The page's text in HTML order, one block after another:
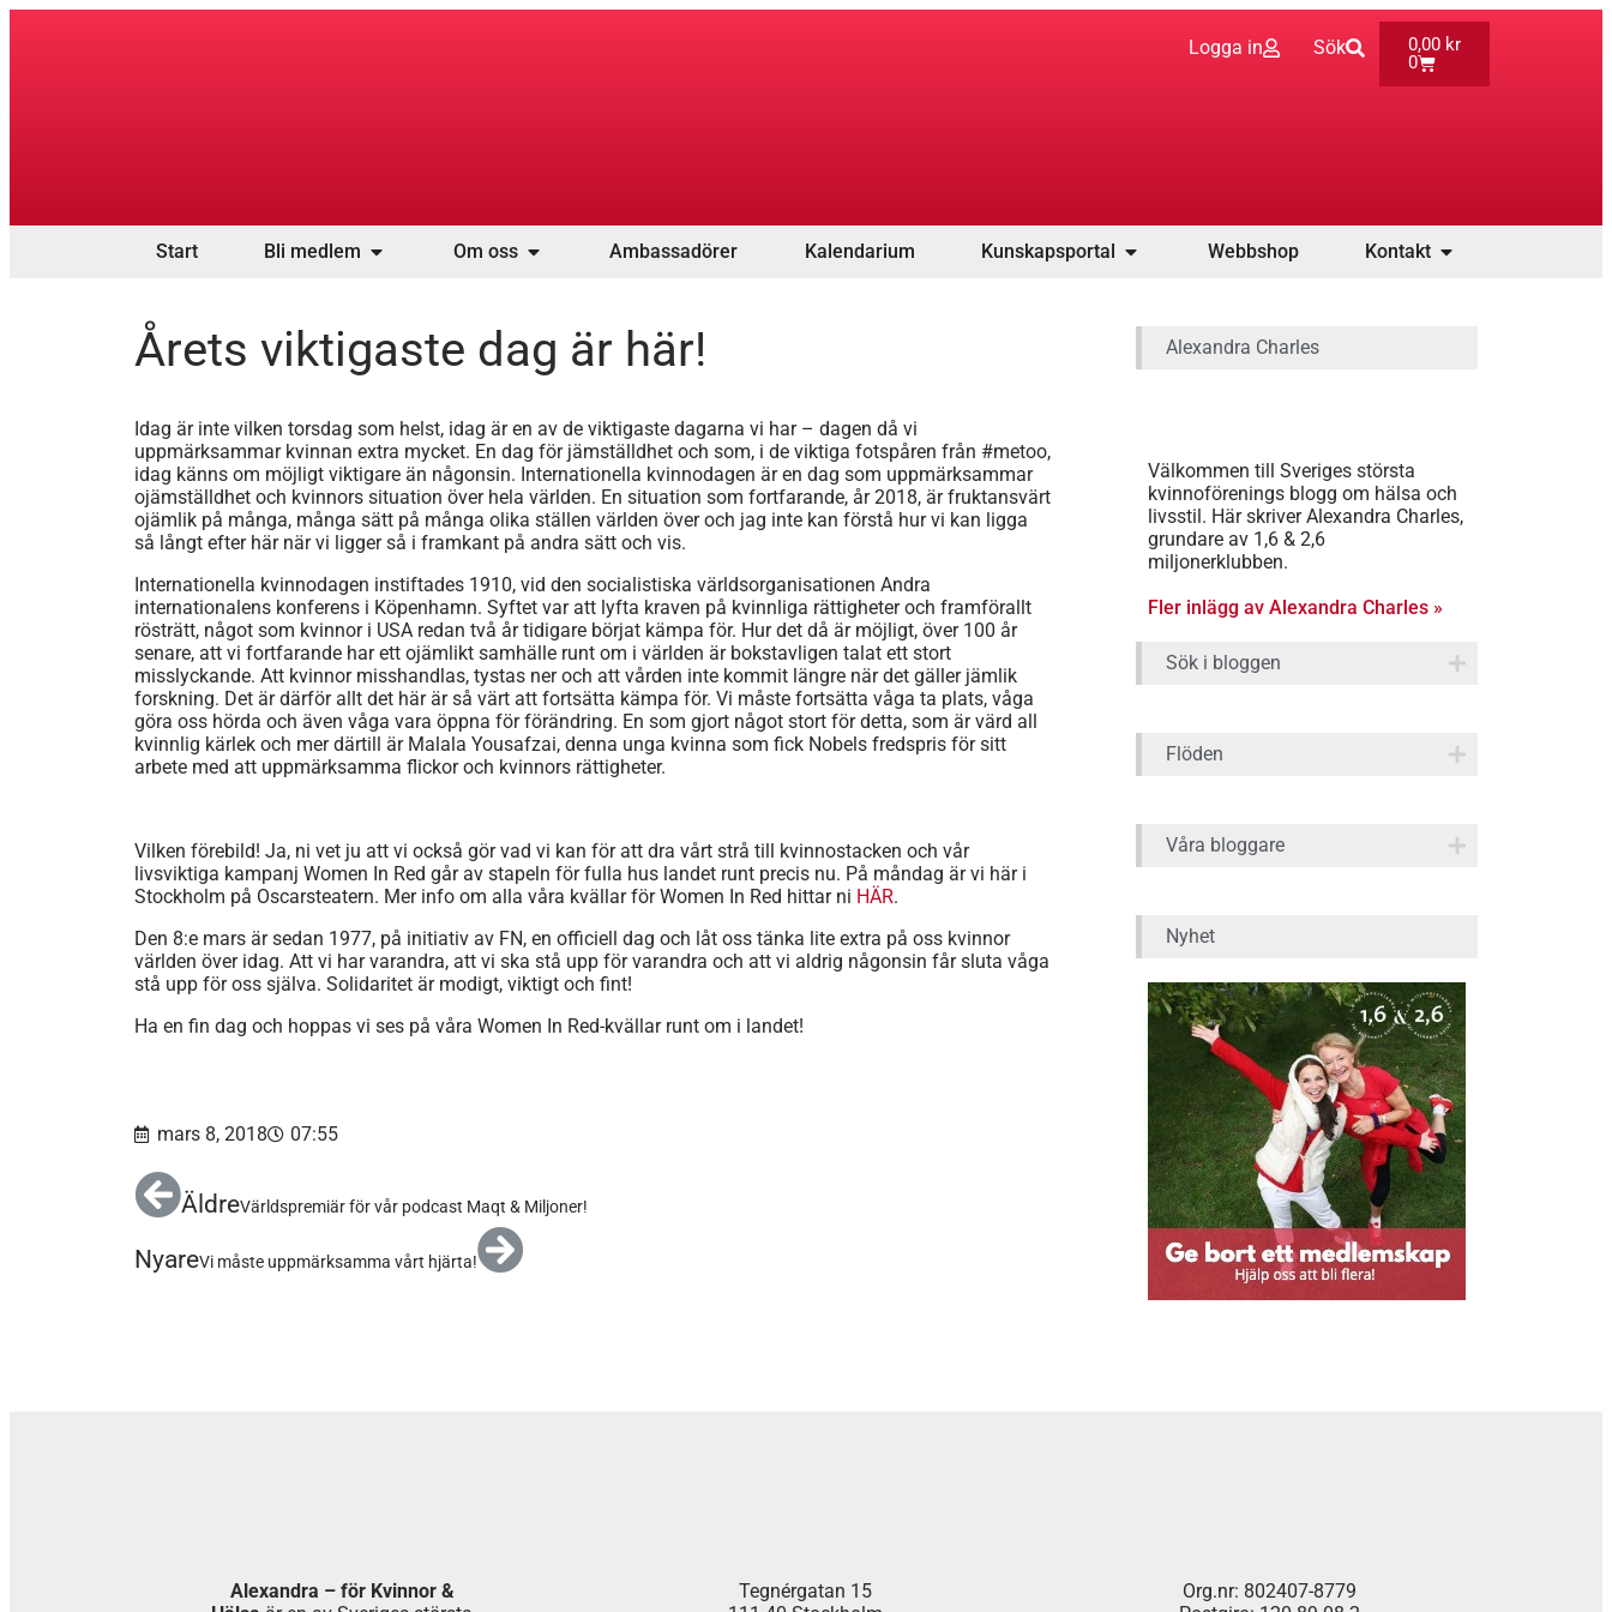
Logga in Sök 0,00 kr
0
Start Bli medlem Om oss Ambassadörer Kalendarium Kunskapsportal Webbshop Kontakt
Årets viktigaste dag är här!
Idag är inte vilken torsdag som helst, idag är en av de viktigaste dagarna vi har – dagen då vi
uppmärksammar kvinnan extra mycket. En dag för jämställdhet och som, i de viktiga fotspåren från #metoo,
idag känns om möjligt viktigare än någonsin. Internationella kvinnodagen är en dag som uppmärksammar
ojämställdhet och kvinnors situation över hela världen. En situation som fortfarande, år 2018, är fruktansvärt
ojämlik på många, många sätt på många olika ställen världen över och jag inte kan förstå hur vi kan ligga
så långt efter här när vi ligger så i framkant på andra sätt och vis.
Internationella kvinnodagen instiftades 1910, vid den socialistiska världsorganisationen Andra
internationalens konferens i Köpenhamn. Syftet var att lyfta kraven på kvinnliga rättigheter och framförallt
rösträtt, något som kvinnor i USA redan två år tidigare börjat kämpa för. Hur det då är möjligt, över 100 år
senare, att vi fortfarande har ett ojämlikt samhälle runt om i världen är bokstavligen talat ett stort
misslyckande. Att kvinnor misshandlas, tystas ner och att vården inte kommit längre när det gäller jämlik
forskning. Det är därför allt det här är så värt att fortsätta kämpa för. Vi måste fortsätta våga ta plats, våga
göra oss hörda och även våga vara öppna för förändring. En som gjort något stort för detta, som är värd all
kvinnlig kärlek och mer därtill är Malala Yousafzai, denna unga kvinna som fick Nobels fredspris för sitt
arbete med att uppmärksamma flickor och kvinnors rättigheter.
Vilken förebild! Ja, ni vet ju att vi också gör vad vi kan för att dra vårt strå till kvinnostacken och vår
livsviktiga kampanj Women In Red går av stapeln för fulla hus landet runt precis nu. På måndag är vi här i
Stockholm på Oscarsteatern. Mer info om alla våra kvällar för Women In Red hittar ni HÄR.
Den 8:e mars är sedan 1977, på initiativ av FN, en officiell dag och låt oss tänka lite extra på oss kvinnor
världen över idag. Att vi har varandra, att vi ska stå upp för varandra och att vi aldrig någonsin får sluta våga
stå upp för oss själva. Solidaritet är modigt, viktigt och fint!
Ha en fin dag och hoppas vi ses på våra Women In Red-kvällar runt om i landet!
mars 8, 2018 07:55
ÄldreVärldspremiär för vår podcast Maqt & Miljoner!
NyareVi måste uppmärksamma vårt hjärta!
Alexandra Charles
Välkommen till Sveriges största
kvinnoförenings blogg om hälsa och
livsstil. Här skriver Alexandra Charles,
grundare av 1,6 & 2,6
miljonerklubben.
Fler inlägg av Alexandra Charles »
Sök i bloggen
Flöden
Våra bloggare
Nyhet
Alexandra – för Kvinnor &
Tegnérgatan 15
Org.nr: 802407-8779